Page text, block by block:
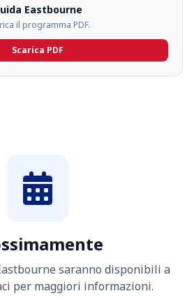
Eastbourne
il programma PDF.
Scarica PDF
saranno disponibili a
per maggiori informazioni.